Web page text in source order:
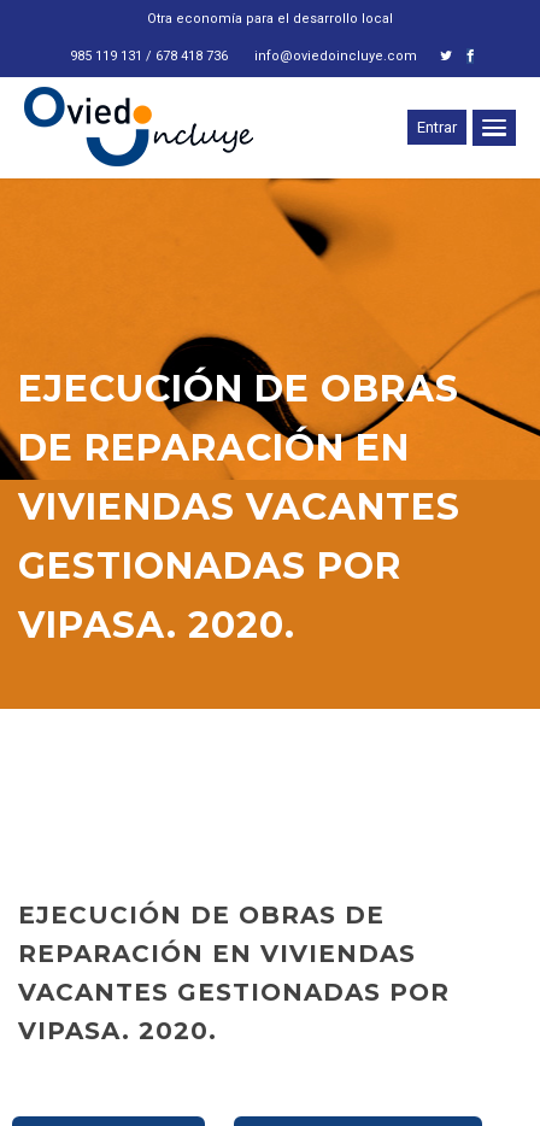
Otra economía para el desarrollo local
985 119 131 / 678 418 736 info@oviedoincluye.com
Entrar
EJECUCIÓN DE OBRAS
DE REPARACIÓN EN
VIVIENDAS VACANTES
GESTIONADAS POR
VIPASA. 2020.
EJECUCIÓN DE OBRAS DE
REPARACIÓN EN VIVIENDAS
VACANTES GESTIONADAS POR
VIPASA. 2020.